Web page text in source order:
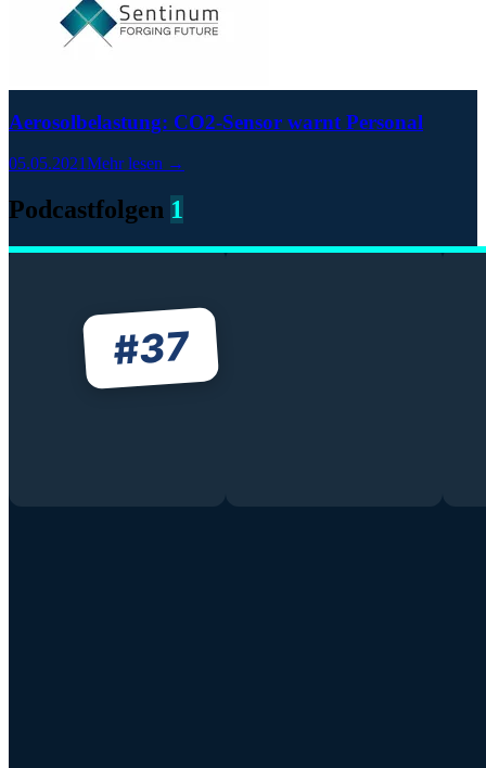
Aerosolbelastung: CO2-Sensor warnt Personal
05.05.2021Mehr lesen →
Podcastfolgen 1
#37